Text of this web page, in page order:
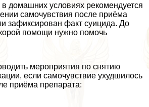
домашних условиях рекомендуется
самочувствия после приёма
зафиксирован факт суицида. До
помощи нужно помочь
мероприятия по снятию
если самочувствие ухудшилось
приёма препарата: